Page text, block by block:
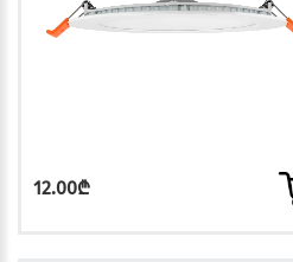
12.00₾